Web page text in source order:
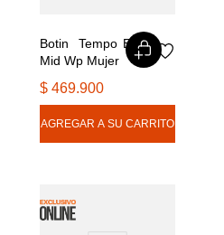
Botin  Tempo Exp
Mid Wp Mujer
$ 469.900